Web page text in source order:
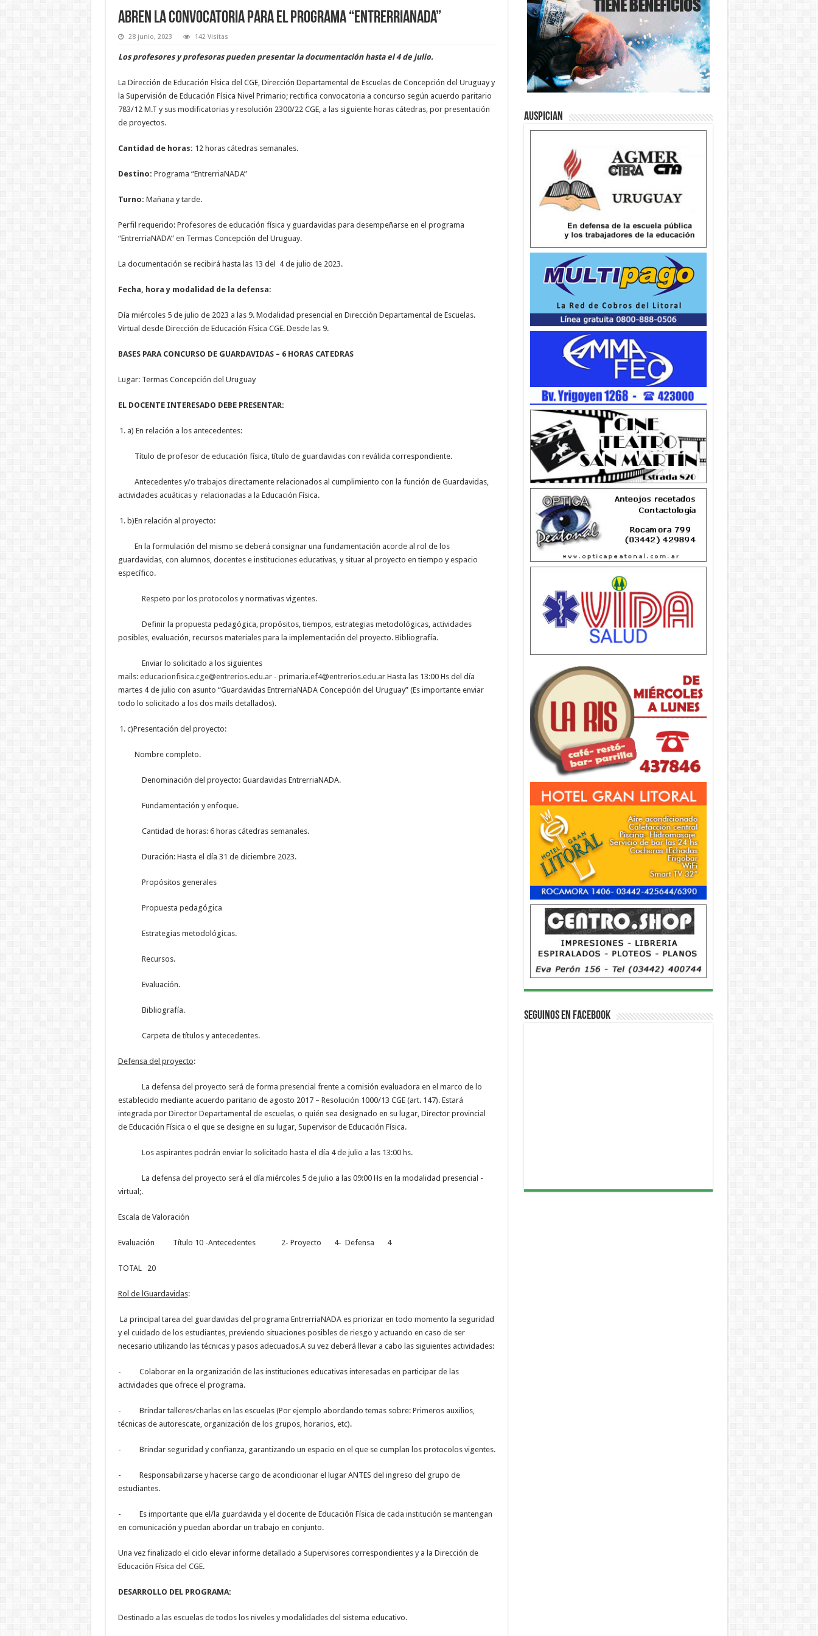
Abren la convocatoria para el programa “EntrerriaNADA”
28 junio, 2023 142 Visitas
Los profesores y profesoras pueden presentar la documentación hasta el 4 de julio.
La Dirección de Educación Física del CGE, Dirección Departamental de Escuelas de Concepción del Uruguay y
la Supervisión de Educación Física Nivel Primario; rectifica convocatoria a concurso según acuerdo paritario
783/12 M.T y sus modificatorias y resolución 2300/22 CGE, a las siguiente horas cátedras, por presentación
de proyectos.
Cantidad de horas: 12 horas cátedras semanales.
Destino: Programa “EntrerriaNADA”
Turno: Mañana y tarde.
Perfil requerido: Profesores de educación física y guardavidas para desempeñarse en el programa
“EntrerriaNADA” en Termas Concepción del Uruguay.
La documentación se recibirá hasta las 13 del 4 de julio de 2023.
Fecha, hora y modalidad de la defensa:
Día miércoles 5 de julio de 2023 a las 9. Modalidad presencial en Dirección Departamental de Escuelas.
Virtual desde Dirección de Educación Física CGE. Desde las 9.
BASES PARA CONCURSO DE GUARDAVIDAS – 6 HORAS CATEDRAS
Lugar: Termas Concepción del Uruguay
EL DOCENTE INTERESADO DEBE PRESENTAR:
a) En relación a los antecedentes:
Título de profesor de educación física, título de guardavidas con reválida correspondiente.
Antecedentes y/o trabajos directamente relacionados al cumplimiento con la función de Guardavidas,
actividades acuáticas y relacionadas a la Educación Física.
b)En relación al proyecto:
En la formulación del mismo se deberá consignar una fundamentación acorde al rol de los
guardavidas, con alumnos, docentes e instituciones educativas, y situar al proyecto en tiempo y espacio
específico.
Respeto por los protocolos y normativas vigentes.
Definir la propuesta pedagógica, propósitos, tiempos, estrategias metodológicas, actividades
posibles, evaluación, recursos materiales para la implementación del proyecto. Bibliografía.
Enviar lo solicitado a los siguientes
mails: educacionfisica.cge@entrerios.edu.ar- primaria.ef4@entrerios.edu.arHasta las 13:00 Hs del día
martes 4 de julio con asunto “Guardavidas EntrerriaNADA Concepción del Uruguay” (Es importante enviar
todo lo solicitado a los dos mails detallados).
c)Presentación del proyecto:
Nombre completo.
Denominación del proyecto: Guardavidas EntrerriaNADA.
Fundamentación y enfoque.
Cantidad de horas: 6 horas cátedras semanales.
Duración: Hasta el día 31 de diciembre 2023.
Propósitos generales
Propuesta pedagógica
Estrategias metodológicas.
Recursos.
Evaluación.
Bibliografía.
Carpeta de títulos y antecedentes.
Defensa del proyecto:
La defensa del proyecto será de forma presencial frente a comisión evaluadora en el marco de lo
establecido mediante acuerdo paritario de agosto 2017 – Resolución 1000/13 CGE (art. 147). Estará
integrada por Director Departamental de escuelas, o quién sea designado en su lugar, Director provincial
de Educación Física o el que se designe en su lugar, Supervisor de Educación Física.
Los aspirantes podrán enviar lo solicitado hasta el día 4 de julio a las 13:00 hs.
La defensa del proyecto será el día miércoles 5 de julio a las 09:00 Hs en la modalidad presencial -
virtual;.
Escala de Valoración
Evaluación Título 10 -Antecedentes 2- Proyecto 4- Defensa 4
TOTAL 20
Rol de lGuardavidas:
La principal tarea del guardavidas del programa EntrerriaNADA es priorizar en todo momento la seguridad
y el cuidado de los estudiantes, previendo situaciones posibles de riesgo y actuando en caso de ser
necesario utilizando las técnicas y pasos adecuados.A su vez deberá llevar a cabo las siguientes actividades:
- Colaborar en la organización de las instituciones educativas interesadas en participar de las
actividades que ofrece el programa.
- Brindar talleres/charlas en las escuelas (Por ejemplo abordando temas sobre: Primeros auxilios,
técnicas de autorescate, organización de los grupos, horarios, etc).
- Brindar seguridad y confianza, garantizando un espacio en el que se cumplan los protocolos vigentes.
- Responsabilizarse y hacerse cargo de acondicionar el lugar ANTES del ingreso del grupo de
estudiantes.
- Es importante que el/la guardavida y el docente de Educación Física de cada institución se mantengan
en comunicación y puedan abordar un trabajo en conjunto.
Una vez finalizado el ciclo elevar informe detallado a Supervisores correspondientes y a la Dirección de
Educación Física del CGE.
DESARROLLO DEL PROGRAMA:
Destinado a las escuelas de todos los niveles y modalidades del sistema educativo.
Auspician
Seguinos en Facebook